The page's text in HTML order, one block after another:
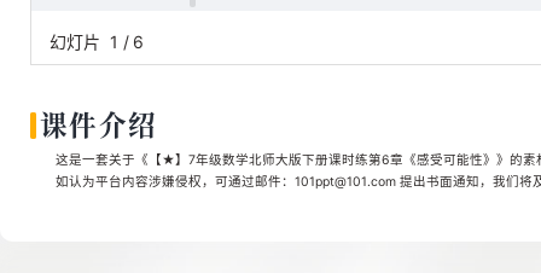
6
幻灯片 1 / 6
课件介绍
这是一套关于《【★】7年级数学北师大版下册课时练第6章《感受可能性》》的
如认为平台内容涉嫌侵权，可通过邮件：101ppt@101.com 提出书面通知，我们将